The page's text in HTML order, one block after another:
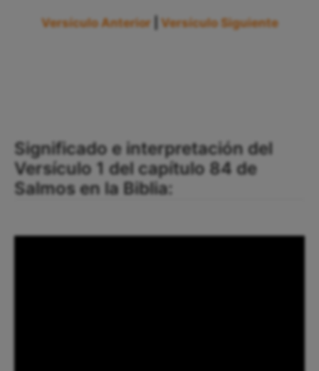
Versículo Anterior Versículo Siguiente
Significado e interpretación del
Versículo 1 del capítulo 84 de
Salmos en la Biblia: